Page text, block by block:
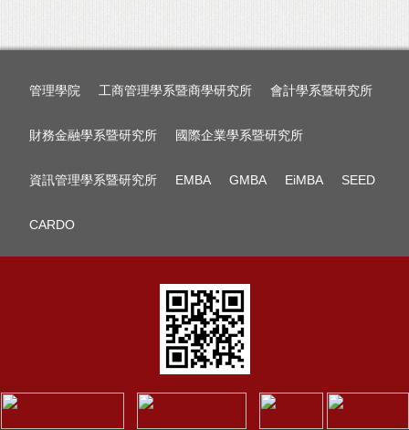
管理學院 工商管理學系暨商學研究所 會計學系暨研究所
財務金融學系暨研究所 國際企業學系暨研究所
資訊管理學系暨研究所 EMBA GMBA EiMBA SEED
CARDO